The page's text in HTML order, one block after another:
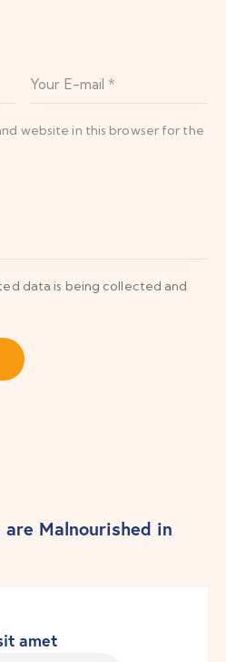
website in this browser for the
data is being collected and
Malnourished in
amet